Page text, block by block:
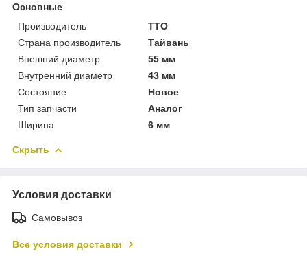
Основные
Производитель
TTO
Страна производитель
Тайвань
Внешний диаметр
55 мм
Внутренний диаметр
43 мм
Состояние
Новое
Тип запчасти
Аналог
Ширина
6 мм
Скрыть
Условия доставки
Самовывоз
Все условия доставки